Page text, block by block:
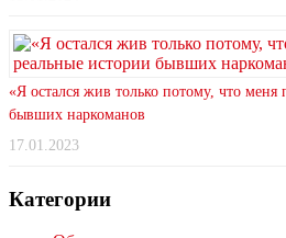
«Я остался жив только потому, что меня
бывших наркоманов
17.01.2023
Категории